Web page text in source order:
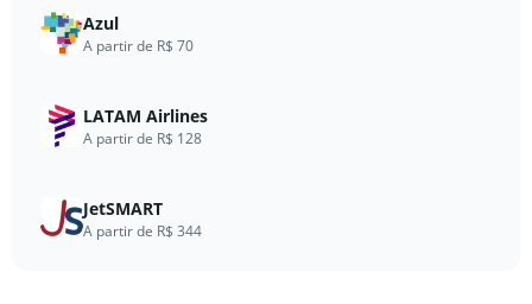
values.
Range:
15.
Azul
A partir de R$ 70
LATAM Airlines
A partir de R$ 128
JetSMART
A partir de R$ 344